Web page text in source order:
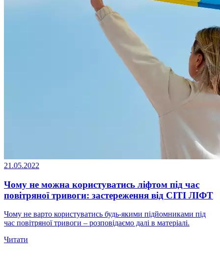
21.05.2022
Чому не можна користуватись ліфтом під час
повітряної тривоги: застереження від СІТІ ЛІФТ
Чому не варто користуватись будь-якими підйомниками під
час повітряної тривоги – розповідаємо далі в матеріалі.
Читати